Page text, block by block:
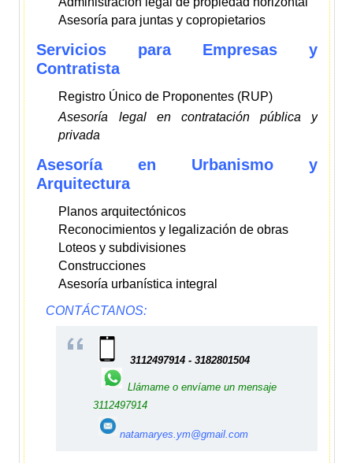
Asesoría para juntas y copropietarios
Servicios para Empresas y
Contratista
Registro Único de Proponentes (RUP)
Asesoría legal en contratación pública y
privada
Asesoría en Urbanismo y
Arquitectura
Planos arquitectónicos
Reconocimientos y legalización de obras
Loteos y subdivisiones
Construcciones
Asesoría urbanística integral
CONTÁCTANOS:
3112497914 - 3182801504
Llámame o envíame un mensaje
3112497914
natamaryes.ym@gmail.com